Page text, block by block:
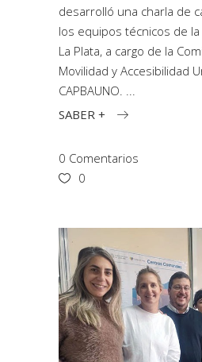
desarrolló una charla de
los equipos técnicos de
La Plata, a cargo de la
Movilidad y Accesibilidad
CAPBAUNO.
SABER +
0 Comentarios
0